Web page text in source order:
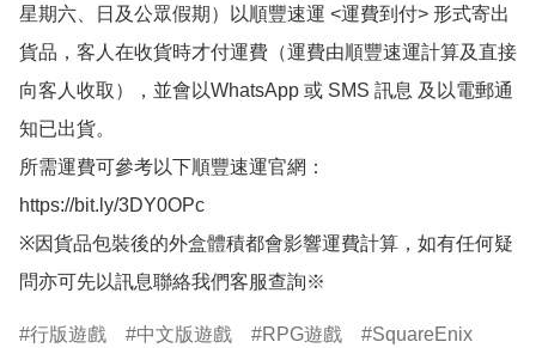
星期六、日及公眾假期）以順豐速運 <運費到付> 形式寄出
貨品，客人在收貨時才付運費（運費由順豐速運計算及直接
向客人收取），並會以WhatsApp 或 SMS 訊息 及以電郵通
知已出貨。
所需運費可參考以下順豐速運官網：
https://bit.ly/3DY0OPc
※因貨品包裝後的外盒體積都會影響運費計算，如有任何疑
問亦可先以訊息聯絡我們客服查詢※
行版遊戲 中文版遊戲 RPG遊戲
SquareEnix